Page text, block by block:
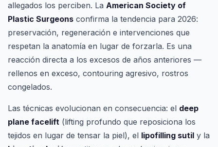
allegados los perciben. La American Society of
Plastic Surgeons confirma la tendencia para 2026:
preservación, regeneración e intervenciones que
respetan la anatomía en lugar de forzarla. Es una
reacción directa a los excesos de años anteriores —
rellenos en exceso, contouring agresivo, rostros
congelados.
Las técnicas evolucionan en consecuencia: el deep
plane facelift (lifting profundo que reposiciona los
tejidos en lugar de tensar la piel), el lipofilling sutil y la